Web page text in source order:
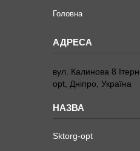
Головна
вул. Калинова 8
opt, Дніпро, Україна
Sktorg-opt